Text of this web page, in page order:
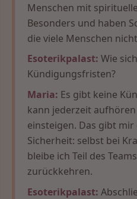
Menschen mit
Besonders und haben
die viele Menschen
Esoterikpalast: Wie
Kündigungsfristen?
Maria: Es gibt keine
kann jederzeit
einsteigen. Das gibt
Sicherheit: selbst bei
bleibe ich Teil des
zurückkehren.
Esoterikpalast: